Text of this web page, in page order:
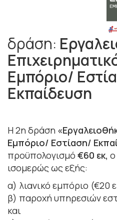
δράση:
Εμπόριο/
Εκπαίδευση
Η 2η δράση
Εμπόριο/ Εστίαση/
προϋπολογισμό €60 εκ, ο
ισομερώς ως εξής:
α) λιανικό εμπόριο (€20
β) παροχή υπηρεσιών
και